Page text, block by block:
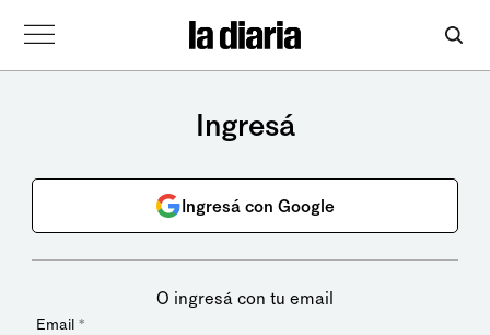
Ingresá
Ingresá con Google
O ingresá con tu email
Email *